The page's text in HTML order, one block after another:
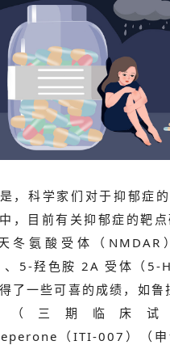
，科学家们对于抑郁症
，目前有关抑郁症的靶
冬氨酸受体（NMDAR
、5-羟色胺 2A 受体（5-
了一些可喜的成绩，如鲁
（三期临床试
（ITI-007）（申